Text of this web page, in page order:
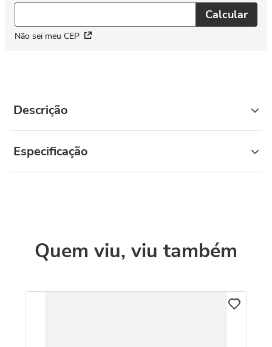
Não sei meu CEP
Descrição
Especificação
Quem viu, viu também